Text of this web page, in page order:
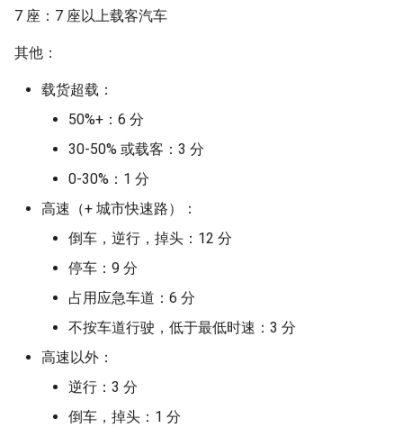
主板
NAND Flash
NVIDIA DOCA-OFED 安装
片上网络
乱序执行 CPU
振荡器
PCIe (Peripheral Component
Interconnect Express) 分析
RISC-V Vector (RVV) 指令扩
Linux 内存分配器
Linux 图形软件栈
Linux 内存管理（Memory
Linux Quota
Control）
Linux Scheduler 分析
7 座：7 座以上载客汽车
其他：
载货超载：
50%+：6 分
30-50% 或载客：3 分
0-30%：1 分
高速（+ 城市快速路）：
倒车，逆行，掉头：12 分
停车：9 分
占用应急车道：6 分
不按车道行驶，低于最低时速：3 分
高速以外：
逆行：3 分
倒车，掉头：1 分